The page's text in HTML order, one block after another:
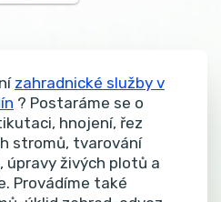
zahradnické služby v
? Postaráme se o
hnojení, řez
stromů, tvarování
úpravy živých plotů a
Provádíme také